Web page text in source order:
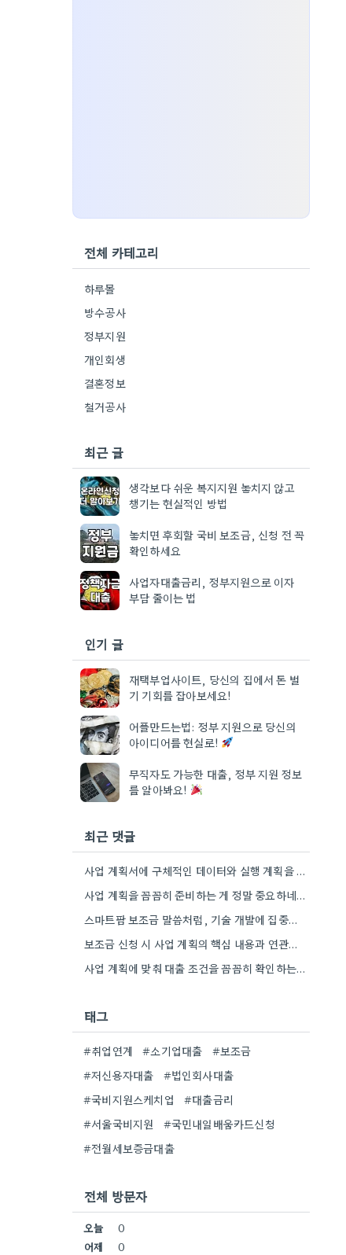
전체 카테고리
하루몰
방수공사
정부지원
개인회생
결혼정보
철거공사
최근 글
생각보다 쉬운 복지지원 놓치지 않고
챙기는 현실적인 방법
놓치면 후회할 국비 보조금, 신청 전 꼭
확인하세요
사업자대출금리, 정부지원으로 이자
부담 줄이는 법
인기 글
재택부업사이트, 당신의 집에서 돈 벌
기 기회를 잡아보세요!
어플만드는법: 정부 지원으로 당신의
아이디어를 현실로!
무직자도 가능한 대출, 정부 지원 정보
를 알아봐요!
최근 댓글
사업 계획서에 구체적인 데이터와 실행 계획을 포함하는 게 핵심이네요. 제가 비슷한 경험이 있어서, 단순히 아이디어를…
사업 계획을 꼼꼼히 준비하는 게 정말 중요하네요. 특히 예상치 못한 지출 때문에 어려움을 겪는 경우도…
스마트팜 보조금 말씀처럼, 기술 개발에 집중하는 스타트업이 사업 모델과 연결해서 시너지를 낼 수 있다면 정말…
보조금 신청 시 사업 계획의 핵심 내용과 연관된 서류 준비를 꼼꼼히 하는 것이 중요하네요. 특히…
사업 계획에 맞춰 대출 조건을 꼼꼼히 확인하는 게 중요하네요. 저는 사업 확장 시 금리 변화를…
태그
#취업연계 #소기업대출
#보조금
#저신용자대출
#법인회사대출
#국비지원스케치업
#대출금리
#서울국비지원
#국민내일배움카드신청
#전월세보증금대출
전체 방문자
오늘
0
어제
0